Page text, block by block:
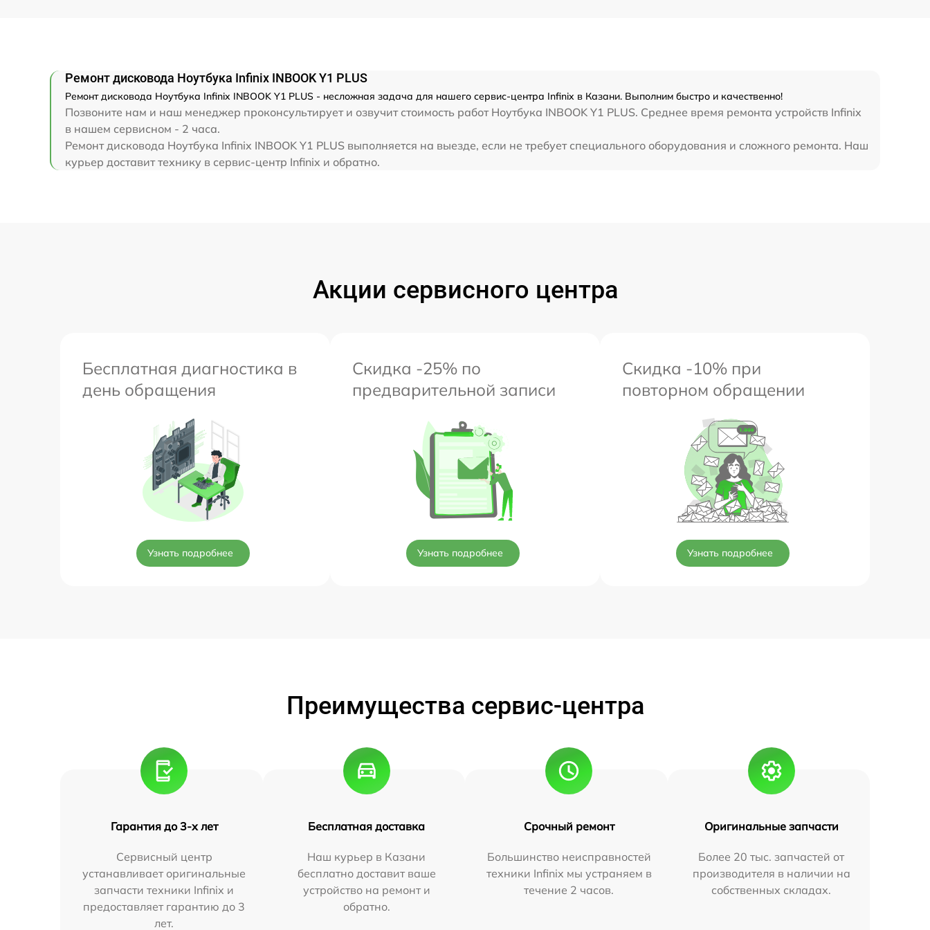
Замена тачпада
Увеличение оперативной памяти от 60 мин 1100 р
Ремонт дисковода Ноутбука Infinix INBOOK Y1 PLUS
Ремонт дисковода Ноутбука Infinix INBOOK Y1 PLUS - несложная задача для нашего сервис-центра Infinix в Казани. Выполним быстро и качественно!
Позвоните нам и наш менеджер проконсультирует и озвучит стоимость работ Ноутбука INBOOK Y1 PLUS. Среднее время ремонта устройств Infinix
в нашем сервисном - 2 часа.
Ремонт дисковода Ноутбука Infinix INBOOK Y1 PLUS выполняется на выезде, если не требует специального оборудования и сложного ремонта. Наш
курьер доставит технику в сервис-центр Infinix и обратно.
Акции сервисного центра
Бесплатная диагностика в
день обращения
Узнать подробнее
Скидка -25% по
предварительной записи
Узнать подробнее
Скидка -10% при
повторном обращении
Узнать подробнее
Преимущества сервис-центра
Гарантия до 3-х лет
Сервисный центр
устанавливает оригинальные
запчасти техники Infinix и
предоставляет гарантию до 3
лет.
Бесплатная доставка
Наш курьер в Казани
бесплатно доставит ваше
устройство на ремонт и
обратно.
Срочный ремонт
Большинство неисправностей
техники Infinix мы устраняем в
течение 2 часов.
Оригинальные запчасти
Более 20 тыс. запчастей от
производителя в наличии на
собственных складах.